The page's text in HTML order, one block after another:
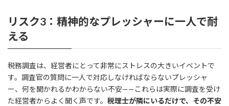
リスク3：精神的なプレッシャーに一人で耐
える
税務調査は、経営者にとって非常にストレスの大きいイベントで
す。調査官の質問に一人で対応しなければならないプレッシャ
ー、何を聞かれるかわからない不安——これらは実際に調査を受け
た経営者からよく聞く声です。 税理士が隣にいるだけで、その不安